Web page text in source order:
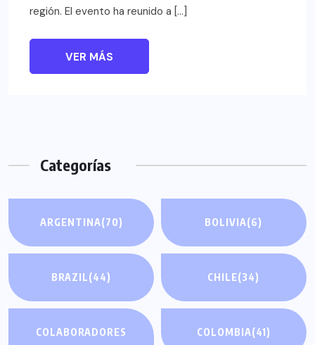
región. El evento ha reunido a […]
VER MÁS
Categorías
ARGENTINA(70) BOLIVIA(6)
BRAZIL(44) CHILE(34)
COLABORADORES
COLOMBIA(41)